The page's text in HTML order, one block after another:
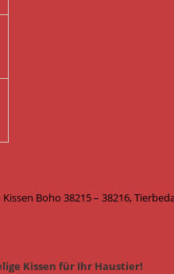
Boho 38215 – 38216,
Kissen für Ihr Haustier!